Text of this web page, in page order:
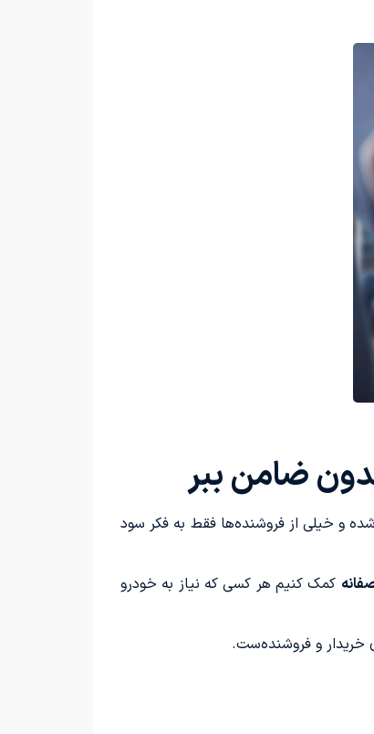
و خیلی از فروشنده‌ها فقط به فکر سود
کمک کنیم هر کسی که نیاز به خودرو
خریدار و فروشنده‌ست.